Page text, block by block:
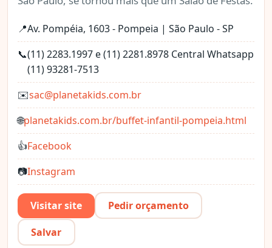
📍Av. Pompéia, 1603 - Pompeia | São Paulo - SP
📞(11) 2283.1997 e (11) 2281.8978 Central Whatsapp
(11) 93281-7513
✉️sac@planetakids.com.br
🌐planetakids.com.br/buffet-infantil-pompeia.html
👍Facebook
📷Instagram
Visitar site
Pedir orçamento
Salvar